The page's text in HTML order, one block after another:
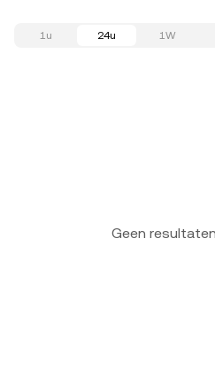
1u 24u 1W
Geen